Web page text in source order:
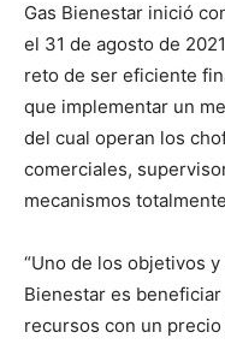
Gas Bienestar inició
el 31 de agosto de
reto de ser eficiente
que implementar un
del cual operan los
comerciales,
mecanismos
“Uno de los objetivos
Bienestar es
recursos con un